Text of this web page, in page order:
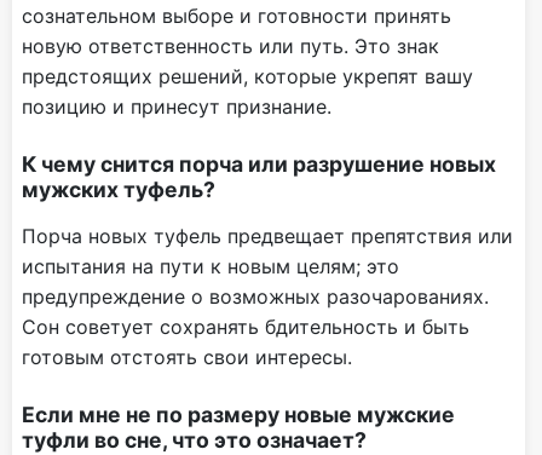
сознательном выборе и готовности принять
новую ответственность или путь. Это знак
предстоящих решений, которые укрепят вашу
позицию и принесут признание.
К чему снится порча или разрушение новых
мужских туфель?
Порча новых туфель предвещает препятствия или
испытания на пути к новым целям; это
предупреждение о возможных разочарованиях.
Сон советует сохранять бдительность и быть
готовым отстоять свои интересы.
Если мне не по размеру новые мужские
туфли во сне, что это означает?